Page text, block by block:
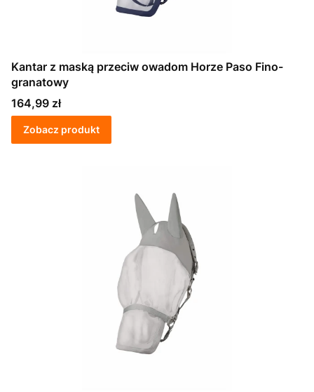
Kantar z maską przeciw owadom Horze Paso Fino-
granatowy
Cena
164,99 zł
Zobacz produkt